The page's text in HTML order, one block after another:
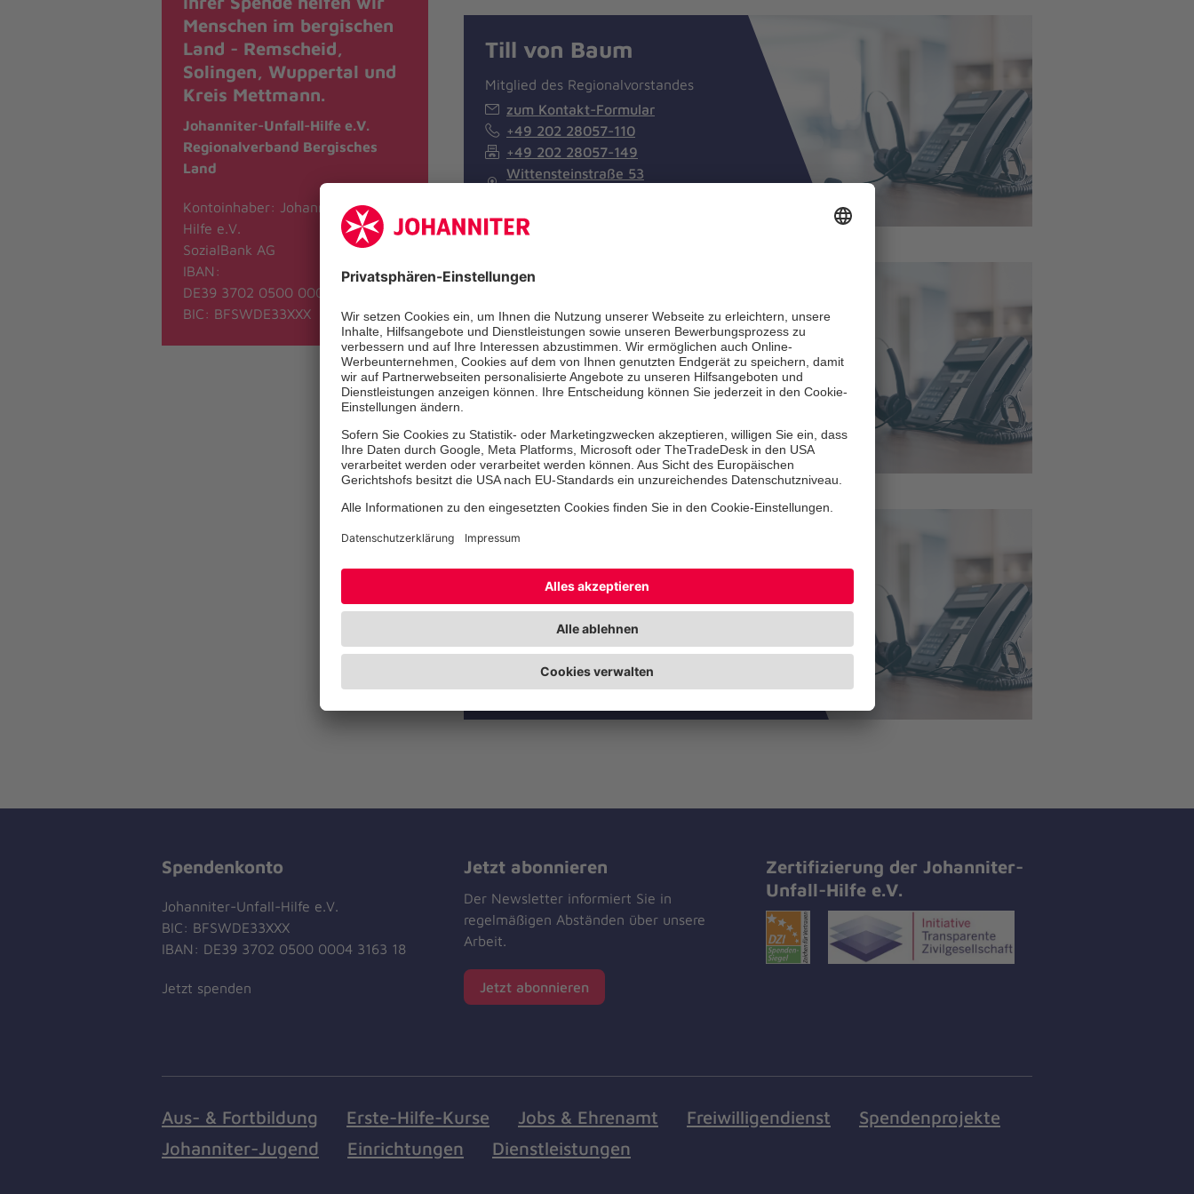
Till von Baum
Mitglied des Regionalvorstandes
zum Kontakt-Formular
+49 202 28057-110
+49 202 28057-149
Wittensteinstraße 53
Mitglied des Regionalvorstandes
zum Kontakt-Formular
+49 2102 70070-0
+49 2102 3802-22
40885 Ratingen
Stefan Müller
Mitglied des Regionalvorstandes
zum Kontakt-Formular
+49 202 28057-110
+49 202 28057-149
Wittensteinstraße 53
42285 Wuppertal
Menschen im bergischen
Land - Remscheid,
Solingen, Wuppertal und
Kreis Mettmann.
Johanniter-Unfall-Hilfe e.V.
Regionalverband Bergisches
Land
Kontoinhaber: Johanniter-Unfall-
Hilfe e.V.
SozialBank AG
IBAN:
DE39 3702 0500 0004 3163 18
BIC: BFSWDE33XXX
Spendenkonto
Johanniter-Unfall-Hilfe e.V.
BIC: BFSWDE33XXX
IBAN: DE39 3702 0500 0004 3163 18
Jetzt spenden
Jetzt abonnieren
Der Newsletter informiert Sie in
regelmäßigen Abständen über unsere
Arbeit.
Jetzt abonnieren
Zertifizierung der Johanniter-
Unfall-Hilfe e.V.
Aus- & Fortbildung Erste-Hilfe-Kurse Jobs & Ehrenamt Freiwilligendienst
Spendenprojekte
Johanniter-Jugend
Einrichtungen Dienstleistungen